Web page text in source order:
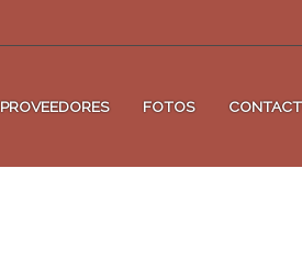
PROVEEDORES FOTOS